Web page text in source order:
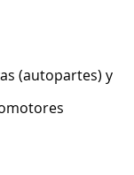
(autopartes) y